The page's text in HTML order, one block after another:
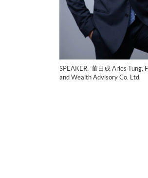
SPEAKER: 董日成 Aries Tung,
and Wealth Advisory Co. Ltd.